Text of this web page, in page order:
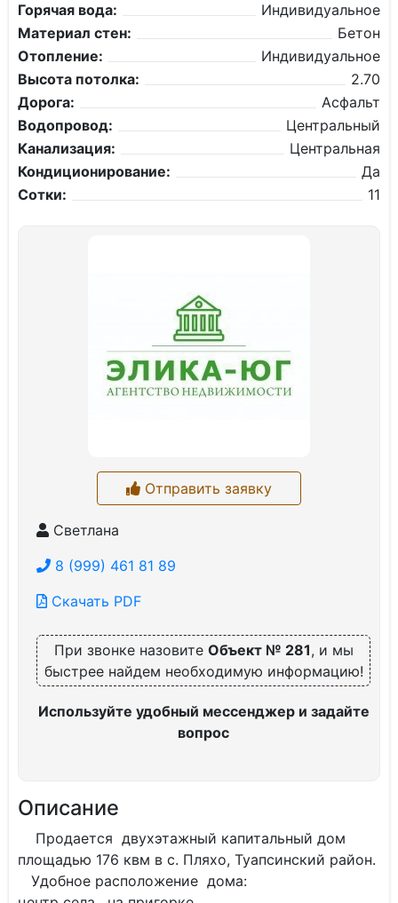
Горячая вода:
Индивидуальное
Материал стен:
Бетон
Отопление:
Индивидуальное
Высота потолка:
2.70
Дорога:
Асфальт
Водопровод:
Центральный
Канализация:
Центральная
Кондиционирование:
Да
Сотки:
11
Отправить заявку
Светлана
8 (999) 461 81 89
Скачать PDF
При звонке назовите Объект № 281, и мы
быстрее найдем необходимую информацию!
Используйте удобный мессенджер и задайте
вопрос
Описание
Продается двухэтажный капитальный дом
площадью 176 квм в с. Пляхо, Туапсинский район.
Удобное расположение дома: